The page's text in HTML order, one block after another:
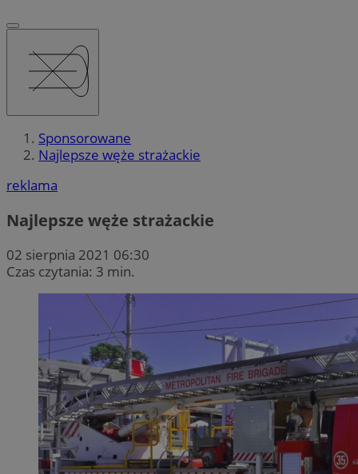
Sponsorowane
Najlepsze węże strażackie
reklama
Najlepsze węże strażackie
02 sierpnia 2021 06:30
Czas czytania: 3 min.